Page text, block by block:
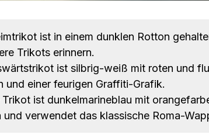
ist in einem dunklen Rotton
Trikots erinnern.
ist silbrig-weiß mit roten und
und einer feurigen Graffiti-Grafik.
ist dunkelmarineblau mit
verwendet das klassische Roma-